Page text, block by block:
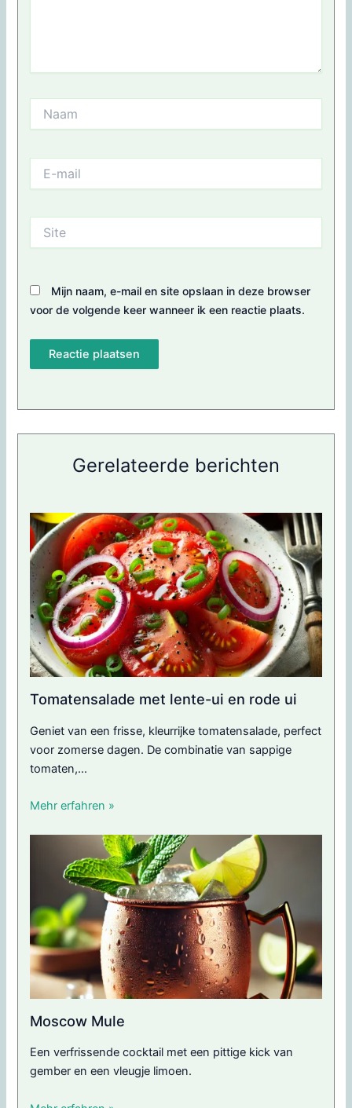
mail
Mijn naam, e-mail en site opslaan in deze browser
voor de volgende keer wanneer ik een reactie plaats.
Gerelateerde berichten
Tomatensalade met lente-ui en rode ui
Geniet van een frisse, kleurrijke tomatensalade, perfect
voor zomerse dagen. De combinatie van sappige
tomaten,...
Mehr erfahren »
Moscow Mule
Een verfrissende cocktail met een pittige kick van
gember en een vleugje limoen.